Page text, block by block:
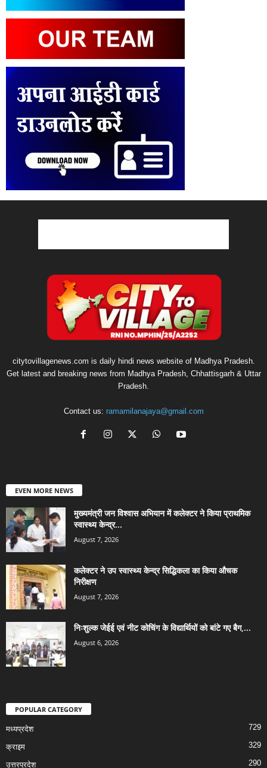
citytovillagenews.com is daily hindi news website of Madhya Pradesh.
Get latest and breaking news from Madhya Pradesh, Chhattisgarh & Uttar
Pradesh.
Contact us: ramamilanajaya@gmail.com
EVEN MORE NEWS
मुख्यमंत्री जन विश्वास अभियान में कलेक्टर ने किया प्राथमिक
स्वास्थ्य केन्द्र...
August 7, 2026
कलेक्टर ने उप स्वास्थ्य केन्द्र सिद्धिकला का किया औचक
निरीक्षण
August 7, 2026
निःशुल्क जेईई एवं नीट कोचिंग के विद्यार्थियों को बांटे गए बैग,...
August 6, 2026
POPULAR CATEGORY
मध्यप्रदेश 729
क्राइम 329
उत्तरप्रदेश 290